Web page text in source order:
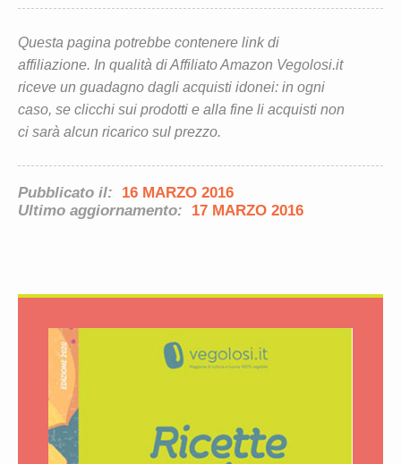
Questa pagina potrebbe contenere link di
affiliazione. In qualità di Affiliato Amazon Vegolosi.it
riceve un guadagno dagli acquisti idonei: in ogni
caso, se clicchi sui prodotti e alla fine li acquisti non
ci sarà alcun ricarico sul prezzo.
Pubblicato il:
16 MARZO 2016
Ultimo aggiornamento:
17 MARZO 2016